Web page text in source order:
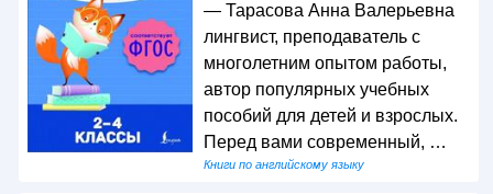
— Тарасова Анна Валерьевна
лингвист, преподаватель с
многолетним опытом работы,
автор популярных учебных
пособий для детей и взрослых.
Перед вами современный, …
Книги по английскому языку